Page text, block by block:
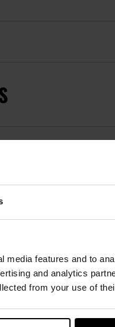
features and to
and analytics
from your use of